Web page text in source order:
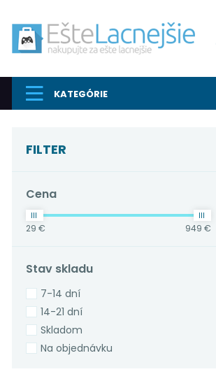
KATEGÓRIE
FILTER
Cena
29 € 949 €
Stav skladu
7-14 dní
14-21 dní
Skladom
Na objednávku